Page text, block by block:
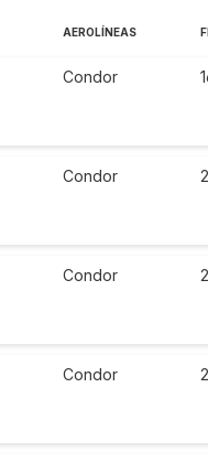
AEROLÍNEAS
Condor
Condor
Condor
Condor